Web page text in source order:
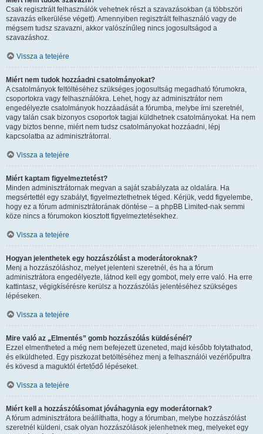
Csak regisztrált felhasználók vehetnek részt a szavazásokban (a többszöri
szavazás elkerülése végett). Amennyiben regisztrált felhasználó vagy de
mégsem tudsz szavazni, akkor valószínűleg nincs jogosultságod a
szavazáshoz.
Vissza a tetejére
Miért nem tudok hozzáadni csatolmányokat?
A csatolmányok feltöltéséhez szükséges jogosultság megadható fórumokra,
csoportokra vagy felhasználókra. Lehet, hogy az adminisztrátor nem
engedélyezte csatolmányok hozzáadását a fórumba, melybe írni szeretnél,
vagy talán csak bizonyos csoportok tagjai küldhetnek csatolmányokat. Ha nem
vagy biztos benne, miért nem tudsz csatolmányokat hozzáadni, lépj
kapcsolatba az adminisztrátorral.
Vissza a tetejére
Miért kaptam figyelmeztetést?
Minden adminisztrátornak megvan a saját szabályzata az oldalára. Ha
megsértettél egy szabályt, figyelmeztethetnek téged. Kérjük, vedd figyelembe,
hogy ez a fórum adminisztrátorának döntése – a phpBB Limited-nak semmi
köze nincs a fórumokon kiosztott figyelmeztetésekhez.
Vissza a tetejére
Hogyan jelenthetek egy hozzászólást a moderátoroknak?
Menj a hozzászóláshoz, melyet jelenteni szeretnél, és ha a fórum
adminisztrátora engedélyezte, látnod kell egy gombot, mely erre való. Ha erre
kattintasz, végigkísérésre kerülsz a hozzászólás jelentéséhez szükséges
lépéseken.
Vissza a tetejére
Mire való az „Elmentés” gomb hozzászólás küldésénél?
Ezzel elmentheted a még nem befejezett üzeneted, majd később folytathatod,
és elküldheted. Egy piszkozat betöltéséhez menj a felhasználói vezérlőpultra
és kövesd a maguktól értetődő lépéseket.
Vissza a tetejére
Miért kell a hozzászólásomat jóváhagynia egy moderátornak?
A fórum adminisztrátora beállíthatta, hogy a fórumban, melybe hozzászólást
szeretnél küldeni, csak olyan hozzászólások jelenhetnek meg, melyeket egy